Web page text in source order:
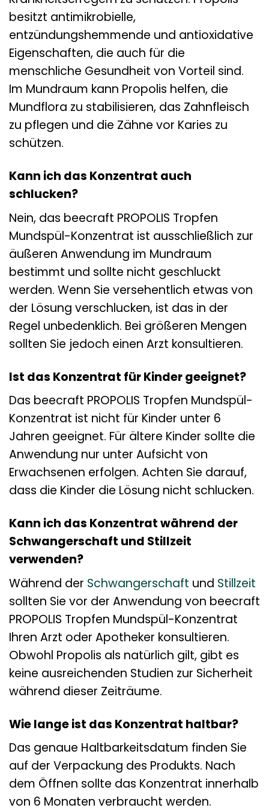
besitzt antimikrobielle,
entzündungshemmende und antioxidative
Eigenschaften, die auch für die
menschliche Gesundheit von Vorteil sind.
Im Mundraum kann Propolis helfen, die
Mundflora zu stabilisieren, das Zahnfleisch
zu pflegen und die Zähne vor Karies zu
schützen.
Kann ich das Konzentrat auch
schlucken?
Nein, das beecraft PROPOLIS Tropfen
Mundspül-Konzentrat ist ausschließlich zur
äußeren Anwendung im Mundraum
bestimmt und sollte nicht geschluckt
werden. Wenn Sie versehentlich etwas von
der Lösung verschlucken, ist das in der
Regel unbedenklich. Bei größeren Mengen
sollten Sie jedoch einen Arzt konsultieren.
Ist das Konzentrat für Kinder geeignet?
Das beecraft PROPOLIS Tropfen Mundspül-
Konzentrat ist nicht für Kinder unter 6
Jahren geeignet. Für ältere Kinder sollte die
Anwendung nur unter Aufsicht von
Erwachsenen erfolgen. Achten Sie darauf,
dass die Kinder die Lösung nicht schlucken.
Kann ich das Konzentrat während der
Schwangerschaft und Stillzeit
verwenden?
Während der Schwangerschaft und Stillzeit
sollten Sie vor der Anwendung von beecraft
PROPOLIS Tropfen Mundspül-Konzentrat
Ihren Arzt oder Apotheker konsultieren.
Obwohl Propolis als natürlich gilt, gibt es
keine ausreichenden Studien zur Sicherheit
während dieser Zeiträume.
Wie lange ist das Konzentrat haltbar?
Das genaue Haltbarkeitsdatum finden Sie
auf der Verpackung des Produkts. Nach
dem Öffnen sollte das Konzentrat innerhalb
von 6 Monaten verbraucht werden.